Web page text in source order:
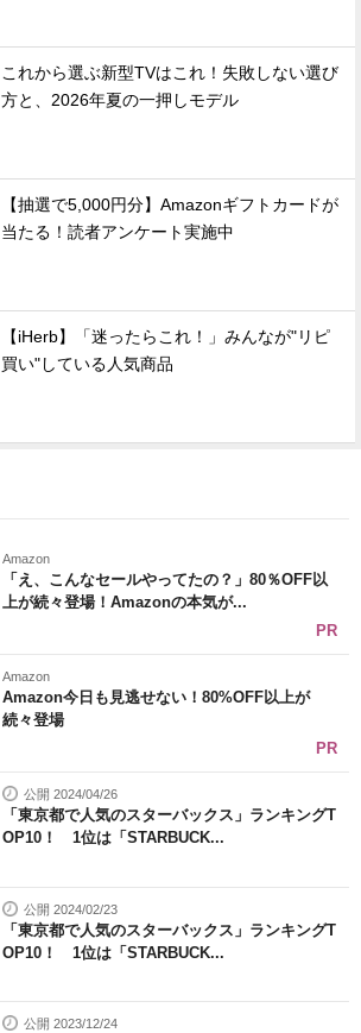
これから選ぶ新型TVはこれ！失敗しない選び
方と、2026年夏の一押しモデル
【抽選で5,000円分】Amazonギフトカードが
当たる！読者アンケート実施中
【iHerb】「迷ったらこれ！」みんなが"リピ
買い"している人気商品
Amazon
「え、こんなセールやってたの？」80％OFF以
上が続々登場！Amazonの本気が...
PR
Amazon
Amazon今日も見逃せない！80%OFF以上が
続々登場
PR
公開 2024/04/26
「東京都で人気のスターバックス」ランキングT
OP10！ 1位は「STARBUCK...
公開 2024/02/23
「東京都で人気のスターバックス」ランキングT
OP10！ 1位は「STARBUCK...
公開 2023/12/24